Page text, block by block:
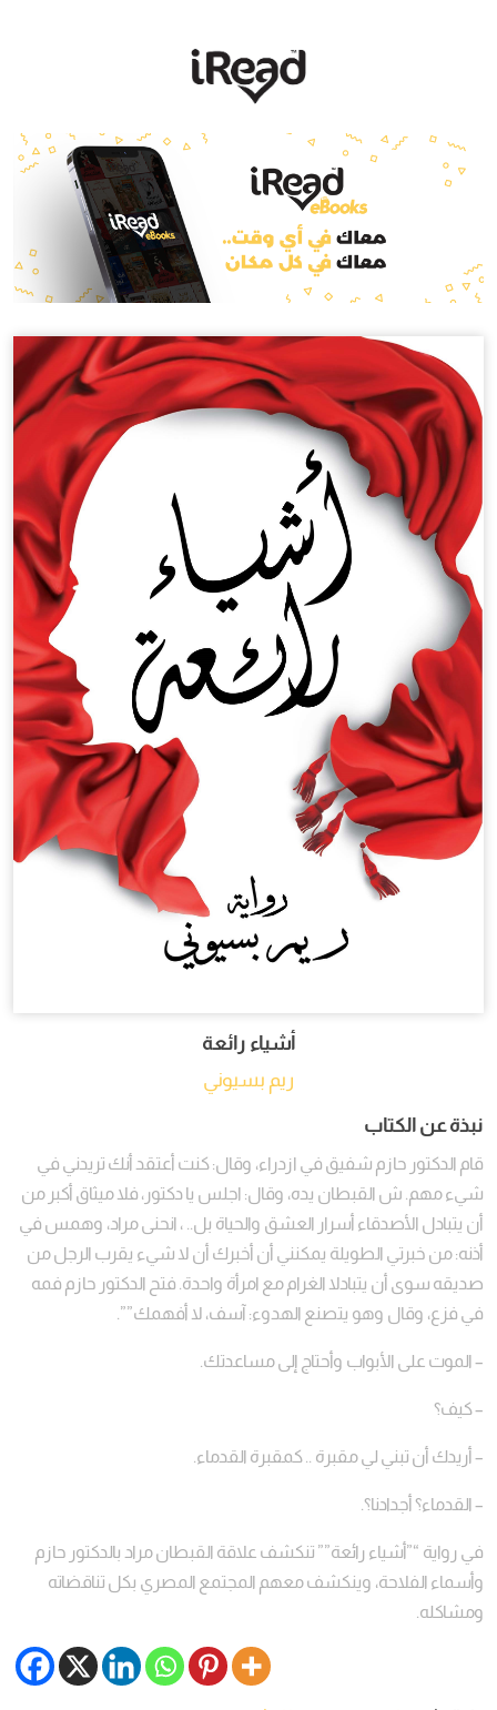
أشياء رائعة
ريم بسيوني
نبذة عن الكتاب
قام الدكتور حازم شفيق في ازدراء، وقال: كنت أعتقد أنك تريدني في
شيء مهم. ش القبطان يده، وقال: اجلس يا دكتور، فلا ميثاق أكبر من
أن يتبادل الأصدقاء أسرار العشق والحياة بل.. ، انحنى مراد، وهمس في
أذنه: من خبرتي الطويلة يمكنني أن أخبرك أن لا شيء يقرب الرجل من
صديقه سوى أن يتبادلا الغرام مع امرأة واحدة. فتح الدكتور حازم فمه
في فزع، وقال وهو يتصنع الهدوء: آسف، لا أفهمك””.
– الموت على الأبواب وأحتاج إلى مساعدتك.
– كيف؟
– أريدك أن تبني لي مقبرة .. كمقبرة القدماء.
– القدماء؟ أجدادنا؟.
في رواية “”أشياء رائعة”” تنكشف علاقة القبطان مراد بالدكتور حازم
وأسماء الفلاحة، وينكشف معهم المجتمع المصري بكل تناقضاته
ومشاكله.